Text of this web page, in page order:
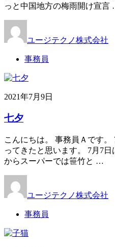
っと中国地方の梅雨開け宣言
ユージテクノ株式会社
事務員
2021年7月9日
七夕
こんにちは。 事務員Ａです
ってきたと思います。 7月7
からスーパーでは笹竹と …
ユージテクノ株式会社
事務員